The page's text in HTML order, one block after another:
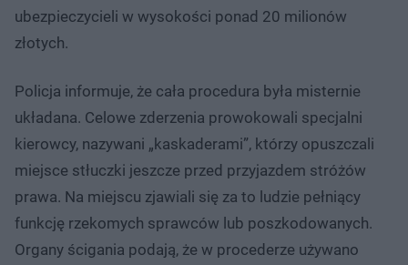
ubezpieczycieli w wysokości ponad 20 milionów
złotych.
Policja informuje, że cała procedura była misternie
układana. Celowe zderzenia prowokowali specjalni
kierowcy, nazywani „kaskaderami”, którzy opuszczali
miejsce stłuczki jeszcze przed przyjazdem stróżów
prawa. Na miejscu zjawiali się za to ludzie pełniący
funkcję rzekomych sprawców lub poszkodowanych.
Organy ścigania podają, że w procederze używano